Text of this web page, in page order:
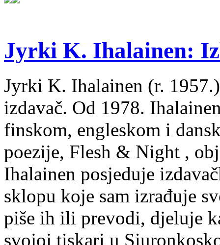
Jyrki K. Ihalainen:
Jyrki K. Ihalainen (r.
izdavač. Od 1978.
finskom, engleskom i
poezije, Flesh & Night ,
Ihalainen posjeduje
sklopu koje sam izrađuje
piše ih ili prevodi, djeluje
svojoj tiskari u